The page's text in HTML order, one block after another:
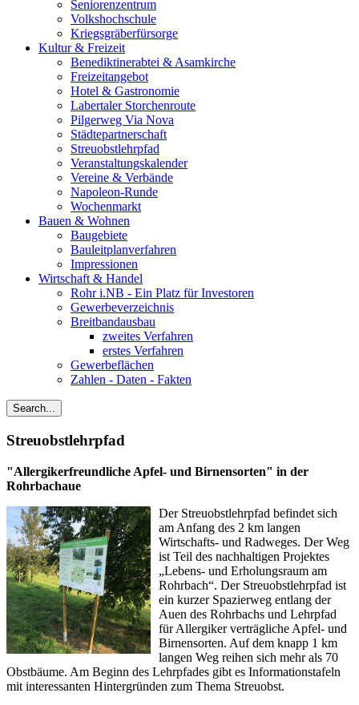
Seniorenzentrum
Volkshochschule
Kriegsgräberfürsorge
Kultur & Freizeit
Benediktinerabtei & Asamkirche
Freizeitangebot
Hotel & Gastronomie
Labertaler Storchenroute
Pilgerweg Via Nova
Städtepartnerschaft
Streuobstlehrpfad
Veranstaltungskalender
Vereine & Verbände
Napoleon-Runde
Wochenmarkt
Bauen & Wohnen
Baugebiete
Bauleitplanverfahren
Impressionen
Wirtschaft & Handel
Rohr i.NB - Ein Platz für Investoren
Gewerbeverzeichnis
Breitbandausbau
zweites Verfahren
erstes Verfahren
Gewerbeflächen
Zahlen - Daten - Fakten
Streuobstlehrpfad
"Allergikerfreundliche Apfel- und Birnensorten" in der
Rohrbachaue
Der Streuobstlehrpfad befindet sich
am Anfang des 2 km langen
Wirtschafts- und Radweges. Der Weg
ist Teil des nachhaltigen Projektes
„Lebens- und Erholungsraum am
Rohrbach“. Der Streuobstlehrpfad ist
ein kurzer Spazierweg entlang der
Auen des Rohrbachs und Lehrpfad
für Allergiker verträgliche Apfel- und
Birnensorten. Auf dem knapp 1 km
langen Weg reihen sich mehr als 70
Obstbäume. Am Beginn des Lehrpfades gibt es Informationstafeln
mit interessanten Hintergründen zum Thema Streuobst.